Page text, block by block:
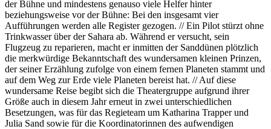
der Bühne und mindestens genauso viele Helfer hinter
beziehungsweise vor der Bühne: Bei den insgesamt vier
Aufführungen werden alle Register gezogen. // Ein Pilot stürzt ohne
Trinkwasser über der Sahara ab. Während er versucht, sein
Flugzeug zu reparieren, macht er inmitten der Sanddünen plötzlich
die merkwürdige Bekanntschaft des wundersamen kleinen Prinzen,
der seiner Erzählung zufolge von einem fernen Planeten stammt und
auf dem Weg zur Erde viele Planeten bereist hat. // Auf diese
wundersame Reise begibt sich die Theatergruppe aufgrund ihrer
Größe auch in diesem Jahr erneut in zwei unterschiedlichen
Besetzungen, was für das Regieteam um Katharina Trapper und
Julia Sand sowie für die Koordinatorinnen des aufwendigen